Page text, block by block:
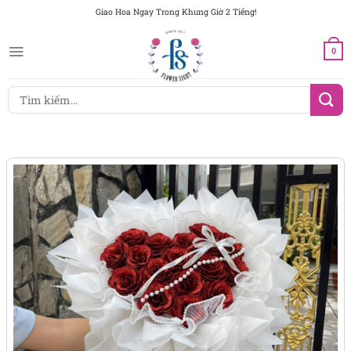
dung
Giao Hoa Ngay Trong Khung Giờ 2 Tiếng!
0
Tìm
kiếm: